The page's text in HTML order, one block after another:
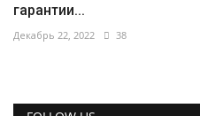
гарантии...
Декабрь 22, 2022 38